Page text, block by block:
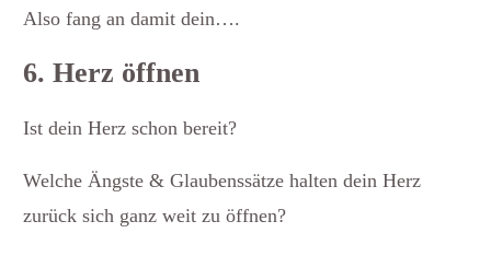
Also fang an damit dein….
6. Herz öffnen
Ist dein Herz schon bereit?
Welche Ängste & Glaubenssätze halten dein Herz
zurück sich ganz weit zu öffnen?